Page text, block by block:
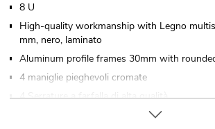
8 U
High-quality workmanship with Legno
mm, nero, laminato
Aluminum profile frames 30mm with
4 maniglie pieghevoli cromate
4 Serrature a farfalla di alta qualità